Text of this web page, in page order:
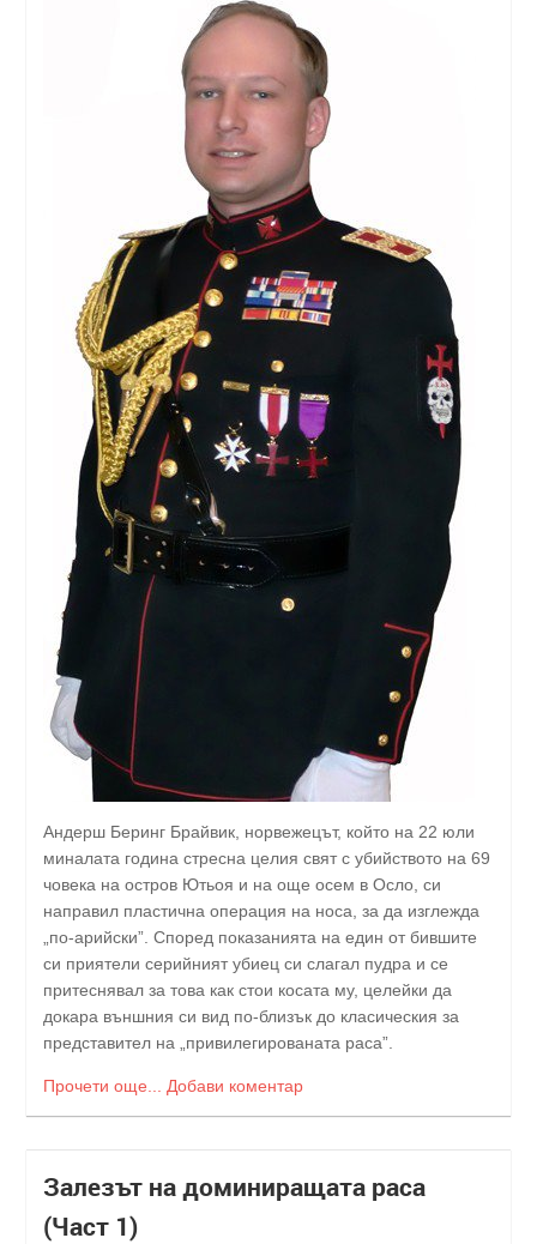
Андерш Беринг Брайвик, норвежецът, който на 22 юли
миналата година стресна целия свят с убийството на 69
човека на остров Ютьоя и на още осем в Осло, си
направил пластична операция на носа, за да изглежда
„по-арийски”. Според показанията на един от бившите
си приятели серийният убиец си слагал пудра и се
притеснявал за това как стои косата му, целейки да
докара външния си вид по-близък до класическия за
представител на „привилегированата раса”.
Прочети още... Добави коментар
Залезът на доминиращата раса
(Част 1)